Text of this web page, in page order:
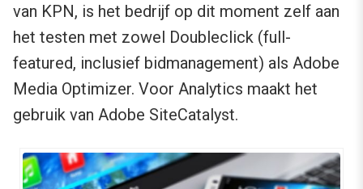
van KPN, is het bedrijf op dit moment zelf aan
het testen met zowel Doubleclick (full-
featured, inclusief bidmanagement) als Adobe
Media Optimizer. Voor Analytics maakt het
gebruik van Adobe SiteCatalyst.